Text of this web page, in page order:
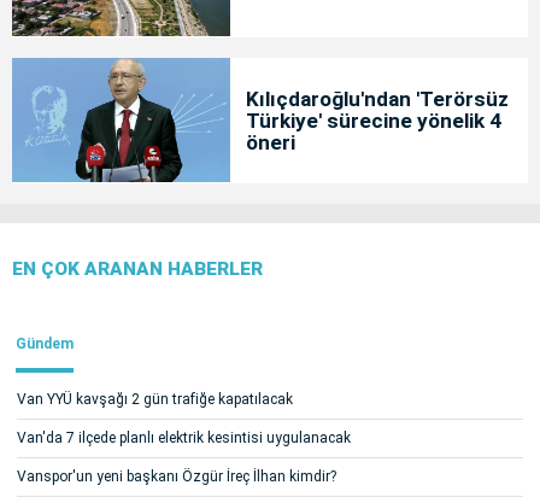
Kılıçdaroğlu'ndan 'Terörsüz
Türkiye' sürecine yönelik 4
öneri
EN ÇOK ARANAN HABERLER
Gündem
Van YYÜ kavşağı 2 gün trafiğe kapatılacak
Van'da 7 ilçede planlı elektrik kesintisi uygulanacak
Vanspor'un yeni başkanı Özgür İreç İlhan kimdir?